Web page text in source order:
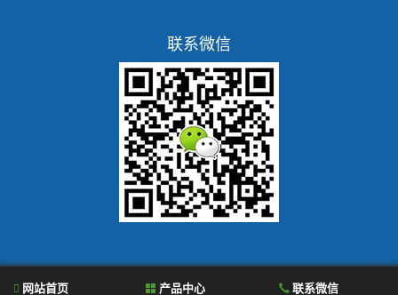
联系微信
网站首页 产品中心 联系微信